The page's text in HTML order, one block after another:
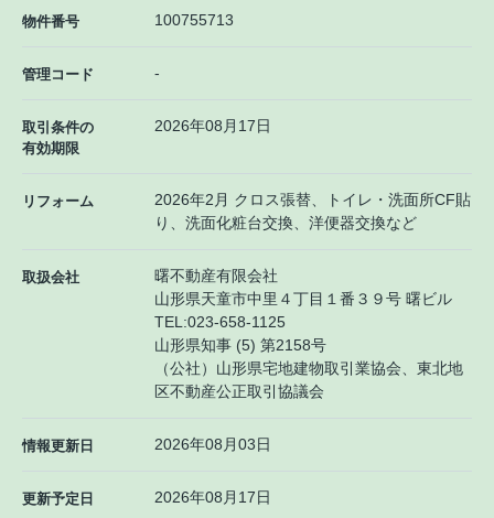
物件番号 100755713
管理コード -
取引条件の
有効期限
2026年08月17日
リフォーム
2026年2月 クロス張替、トイレ・洗面所CF貼
り、洗面化粧台交換、洋便器交換など
取扱会社
曙不動産有限会社
山形県天童市中里４丁目１番３９号 曙ビル
TEL:023-658-1125
山形県知事 (5) 第2158号
（公社）山形県宅地建物取引業協会、東北地
区不動産公正取引協議会
情報更新日 2026年08月03日
更新予定日 2026年08月17日